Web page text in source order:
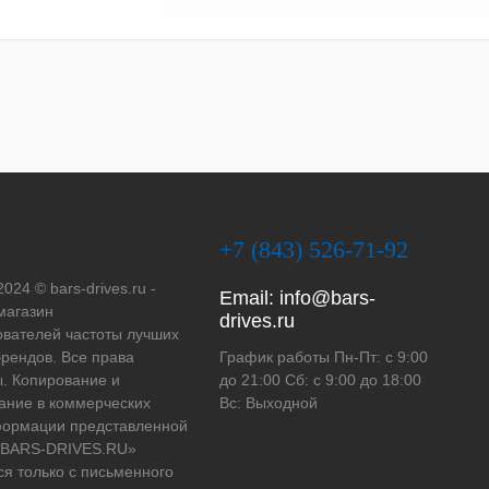
© bars-drives.ru -
частоты лучших
Все права
Копирование и
в коммерческих
представленной
DRIVES.RU»
только с письменного
+7 (843) 526-71-92
Email: info@bars-
drives.ru
График работы Пн-Пт: с 9:00
до 21:00 Сб: с 9:00 до 18:00
Вс: Выходной